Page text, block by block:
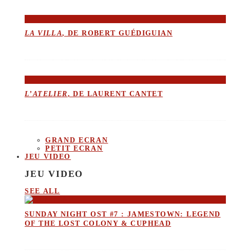
LA VILLA, DE ROBERT GUÉDIGUIAN
L’ATELIER, DE LAURENT CANTET
GRAND ECRAN
PETIT ECRAN
JEU VIDEO
JEU VIDEO
SEE ALL
SUNDAY NIGHT OST #7 : JAMESTOWN: LEGEND
OF THE LOST COLONY & CUPHEAD